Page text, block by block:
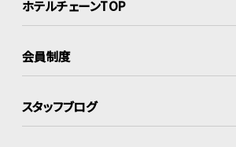
ホテルチェーンTOP
会員制度
スタッフブログ